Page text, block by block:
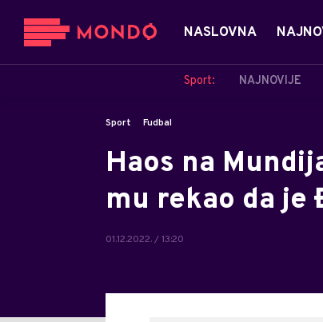
NASLOVNA
Sport: NAJNOVIJE
Sport Fudbal
Haos na
mu rekao da je
01.12.2022. / 13:20